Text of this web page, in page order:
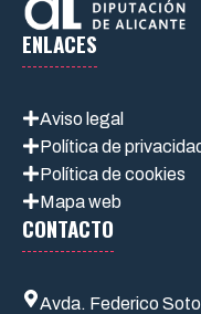
ENLACES
Aviso legal
Política de
Política de cookies
Mapa web
CONTACTO
Avda. Federico